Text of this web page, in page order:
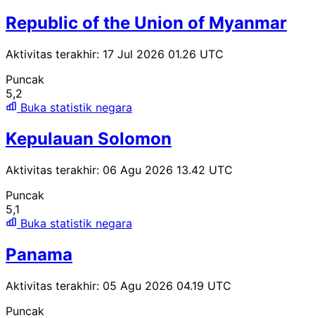
Republic of the Union of Myanmar
Aktivitas terakhir: 17 Jul 2026 01.26 UTC
Puncak
5,2
Buka statistik negara
Kepulauan Solomon
Aktivitas terakhir: 06 Agu 2026 13.42 UTC
Puncak
5,1
Buka statistik negara
Panama
Aktivitas terakhir: 05 Agu 2026 04.19 UTC
Puncak